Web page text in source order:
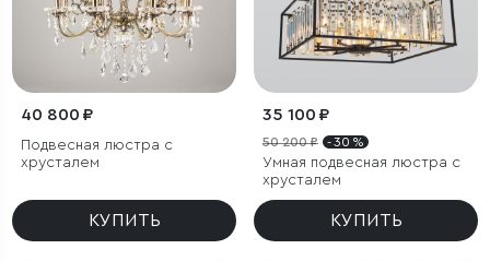
40 800 ₽
Подвесная люстра с
хрусталем
КУПИТЬ
35 100 ₽
50 200 ₽ - 30 %
Умная подвесная люстра с
хрусталем
КУПИТЬ